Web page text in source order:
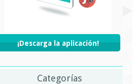
¡Descarga la aplicación!
Categorías